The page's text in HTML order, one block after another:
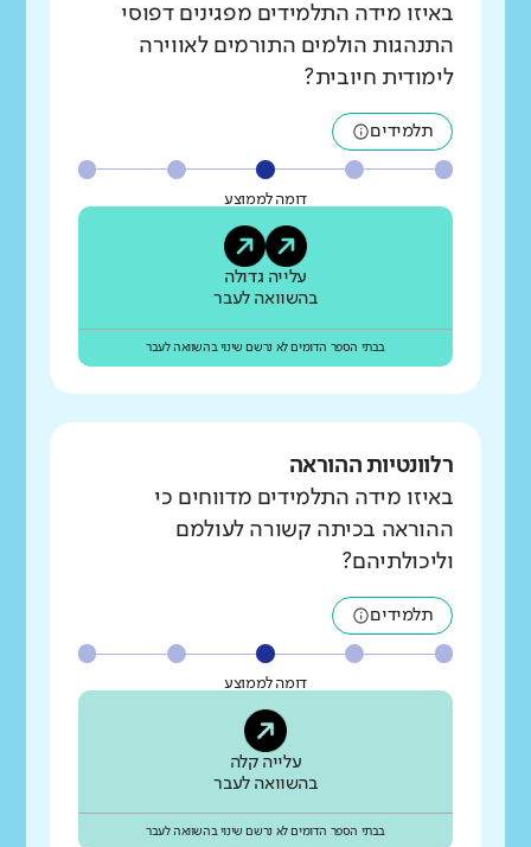
באיזו מידה התלמידים מפגינים דפוסי
התנהגות הולמים התורמים לאווירה
לימודית חיובית?
תלמידים
דומה לממוצע
עלייה גדולה
בהשוואה לעבר
בבתי הספר הדומים לא נרשם שינוי בהשוואה לעבר
רלוונטיות ההוראה
באיזו מידה התלמידים מדווחים כי
ההוראה בכיתה קשורה לעולמם
וליכולתיהם?
תלמידים
דומה לממוצע
עלייה קלה
בהשוואה לעבר
בבתי הספר הדומים לא נרשם שינוי בהשוואה לעבר